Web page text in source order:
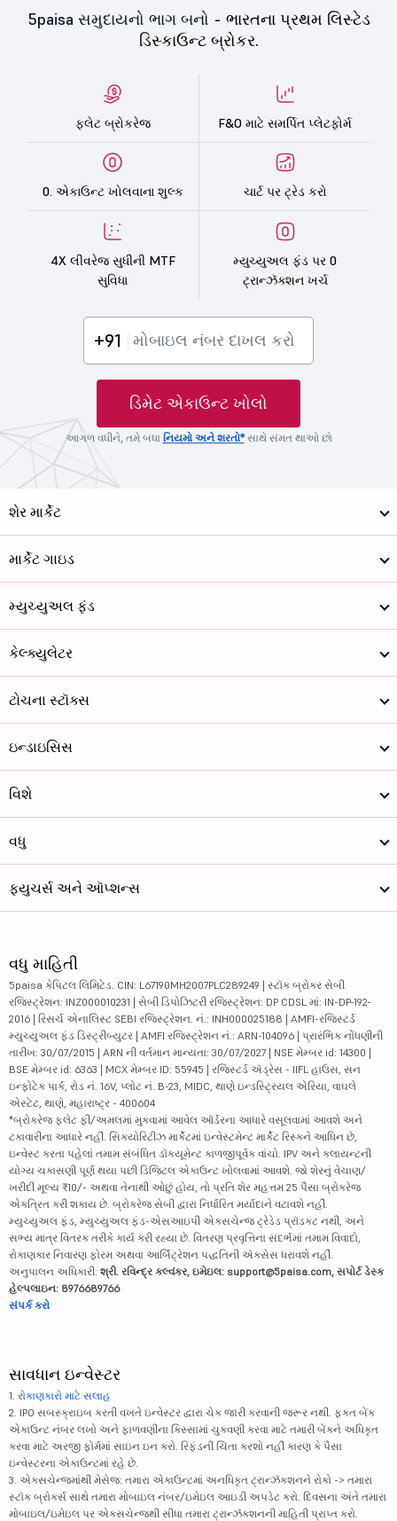
5paisa સમુદાયનો ભાગ બનો - ભારતના પ્રથમ લિસ્ટેડ
ડિસ્કાઉન્ટ બ્રોકર.
ફ્લેટ બ્રોકરેજ F&O માટે સમર્પિત પ્લેટફોર્મ
0. એકાઉન્ટ ખોલવાના શુલ્ક ચાર્ટ પર ટ્રેડ કરો
4X લીવરેજ સુધીની MTF
સુવિધા
મ્યુચ્યુઅલ ફંડ પર 0
ટ્રાન્ઝૅક્શન ખર્ચ
+91
ડિમેટ એકાઉન્ટ ખોલો
આગળ વધીને, તમે બધા નિયમો અને શરતો*સાથે સંમત થાઓ છો
શેર માર્કેટ
માર્કેટ ગાઇડ
મ્યુચ્યુઅલ ફંડ
કેલ્ક્યુલેટર
ટોચના સ્ટૉક્સ
ઇન્ડાઇસિસ
વિશે
વધુ
ફ્યુચર્સ અને ઑપ્શન્સ
વધુ માહિતી
5paisa કેપિટલ લિમિટેડ. CIN: L67190MH2007PLC289249 | સ્ટૉક બ્રોકર સેબી
રજિસ્ટ્રેશન: INZ000010231 | સેબી ડિપોઝિટરી રજિસ્ટ્રેશન: DP CDSL માં: IN-DP-192-
2016 | રિસર્ચ એનાલિસ્ટ SEBI રજિસ્ટ્રેશન. નં.: INH000025188 | AMFI-રજિસ્ટર્ડ
મ્યુચ્યુઅલ ફંડ ડિસ્ટ્રીબ્યુટર | AMFI રજિસ્ટ્રેશન નં.: ARN-104096 | પ્રારંભિક નોંધણીની
તારીખ: 30/07/2015 | ARN ની વર્તમાન માન્યતા: 30/07/2027 | NSE મેમ્બર id: 14300 |
BSE મેમ્બર id: 6363 | MCX મેમ્બર ID: 55945 | રજિસ્ટર્ડ ઍડ્રેસ - IIFL હાઉસ, સન
ઇન્ફોટેક પાર્ક, રોડ નં. 16V, પ્લોટ નં. B-23, MIDC, થાણે ઇન્ડસ્ટ્રિયલ એરિયા, વાઘલે
એસ્ટેટ, થાણે, મહારાષ્ટ્ર - 400604
*બ્રોકરેજ ફ્લેટ ફી/અમલમાં મુકવામાં આવેલ ઑર્ડરના આધારે વસૂલવામાં આવશે અને
ટકાવારીના આધારે નહીં. સિક્યોરિટીઝ માર્કેટમાં ઇન્વેસ્ટમેન્ટ માર્કેટ રિસ્કને આધિન છે,
ઇન્વેસ્ટ કરતા પહેલાં તમામ સંબંધિત ડૉક્યૂમેન્ટ કાળજીપૂર્વક વાંચો. IPV અને ક્લાયન્ટની
યોગ્ય ચકાસણી પૂર્ણ થયા પછી ડિજિટલ એકાઉન્ટ ખોલવામાં આવશે. જો શેરનું વેચાણ/
ખરીદી મૂલ્ય ₹10/- અથવા તેનાથી ઓછું હોય, તો પ્રતિ શેર મહત્તમ 25 પૈસા બ્રોકરેજ
એકત્રિત કરી શકાય છે. બ્રોકરેજ સેબી દ્વારા નિર્ધારિત મર્યાદાને વટાવશે નહીં.
મ્યુચ્યુઅલ ફંડ, મ્યુચ્યુઅલ ફંડ-એસઆઇપી એક્સચેન્જ ટ્રેડેડ પ્રૉડક્ટ નથી, અને
સભ્ય માત્ર વિતરક તરીકે કાર્ય કરી રહ્યા છે. વિતરણ પ્રવૃત્તિના સંદર્ભમાં તમામ વિવાદો,
રોકાણકાર નિવારણ ફોરમ અથવા આર્બિટ્રેશન પદ્ધતિની ઍક્સેસ ધરાવશે નહીં.
અનુપાલન અધિકારી: શ્રી. રવિન્દ્ર કલ્વંકર, ઇમેઇલ: support@5paisa.com, સપોર્ટ ડેસ્ક
હેલ્પલાઇન: 8976689766
સંપર્ક કરો
સાવધાન ઇન્વેસ્ટર
1. રોકાણકારો માટે સલાહ
2. IPO સબસ્ક્રાઇબ કરતી વખતે ઇન્વેસ્ટર દ્વારા ચેક જારી કરવાની જરૂર નથી. ફક્ત બેંક
એકાઉન્ટ નંબર લખો અને ફાળવણીના કિસ્સામાં ચુકવણી કરવા માટે તમારી બેંકને અધિકૃત
કરવા માટે અરજી ફોર્મમાં સાઇન ઇન કરો. રિફંડની ચિંતા કરશો નહીં કારણ કે પૈસા
ઇન્વેસ્ટરના એકાઉન્ટમાં રહે છે.
3. એક્સચેન્જમાંથી મેસેજ: તમારા એકાઉન્ટમાં અનધિકૃત ટ્રાન્ઝૅક્શનને રોકો -> તમારા
સ્ટૉક બ્રોકર્સ સાથે તમારા મોબાઇલ નંબર/ઇમેઇલ આઇડી અપડેટ કરો. દિવસના અંતે તમારા
મોબાઇલ/ઇમેઇલ પર એક્સચેન્જથી સીધા તમારા ટ્રાન્ઝૅક્શનની માહિતી પ્રાપ્ત કરો.